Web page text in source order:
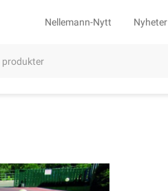
Nellemann-Nytt Nyheter